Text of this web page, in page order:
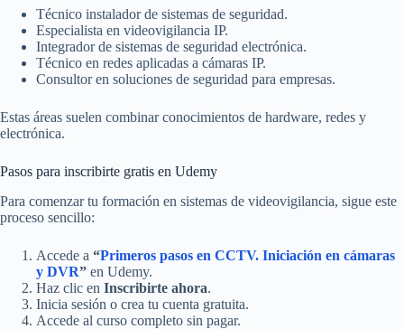
Técnico instalador de sistemas de seguridad.
Especialista en videovigilancia IP.
Integrador de sistemas de seguridad electrónica.
Técnico en redes aplicadas a cámaras IP.
Consultor en soluciones de seguridad para empresas.
Estas áreas suelen combinar conocimientos de hardware, redes y
electrónica.
Pasos para inscribirte gratis en Udemy
Para comenzar tu formación en sistemas de videovigilancia, sigue este
proceso sencillo:
Accede a “Primeros pasos en CCTV. Iniciación en cámaras
y DVR” en Udemy.
Haz clic en Inscribirte ahora.
Inicia sesión o crea tu cuenta gratuita.
Accede al curso completo sin pagar.